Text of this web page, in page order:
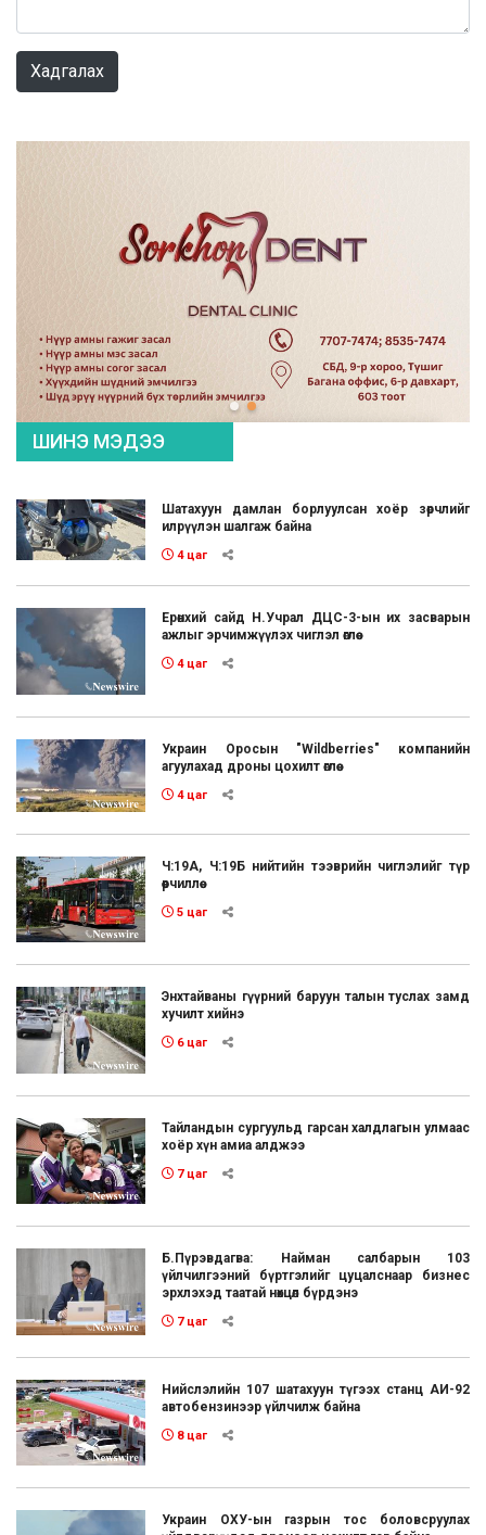
Хадгалах
ШИНЭ МЭДЭЭ
Шатахуун дамлан борлуулсан хоёр зөрчлийг
илрүүлэн шалгаж байна
4 цаг
Ерөнхий сайд Н.Учрал ДЦС-3-ын их засварын
ажлыг эрчимжүүлэх чиглэл өглөө
4 цаг
Украин Оросын "Wildberries" компанийн
агуулахад дроны цохилт өглөө
4 цаг
Ч:19А, Ч:19Б нийтийн тээврийн чиглэлийг түр
өөрчиллөө
5 цаг
Энхтайваны гүүрний баруун талын туслах замд
хучилт хийнэ
6 цаг
Тайландын сургуульд гарсан халдлагын улмаас
хоёр хүн амиа алджээ
7 цаг
Б.Пүрэвдагва: Найман салбарын 103
үйлчилгээний бүртгэлийг цуцалснаар бизнес
эрхлэхэд таатай нөхцөл бүрдэнэ
7 цаг
Нийслэлийн 107 шатахуун түгээх станц АИ-92
автобензинээр үйлчилж байна
8 цаг
Украин ОХУ-ын газрын тос боловсруулах